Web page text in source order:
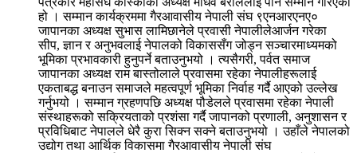
हो । सम्मान कार्यक्रममा गैरआवासीय नेपाली संघ ९एनआरएनए०
जापानका अध्यक्ष सुभास लामिछानेले प्रवासी नेपालीलेआर्जन गरेका
सीप, ज्ञान र अनुभवलाई नेपालको विकाससँग जोड्न सञ्चारमाध्यमको
भूमिका प्रभावकारी हुनुपर्ने बताउनुभयो । त्यसैगरी, पर्वत समाज
जापानका अध्यक्ष राम बास्तोलाले प्रवासमा रहेका नेपालीहरूलाई
एकताबद्ध बनाउन समाजले महत्वपूर्ण भूमिका निर्वाह गर्दै आएको उल्लेख
गर्नुभयो । सम्मान ग्रहणपछि अध्यक्ष पौडेलले प्रवासमा रहेका नेपाली
संस्थाहरूको सक्रियताको प्रशंसा गर्दै जापानको प्रणाली, अनुशासन र
प्रविधिबाट नेपालले धेरै कुरा सिक्न सक्ने बताउनुभयो । उहाँले नेपालको
उद्योग तथा आर्थिक विकासमा गैरआवासीय नेपाली संघ